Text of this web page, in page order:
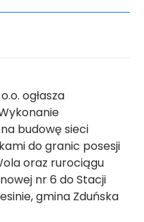
ogłasza
budowę sieci
do granic posesji
oraz rurociągu
nr 6 do Stacji
gmina Zduńska